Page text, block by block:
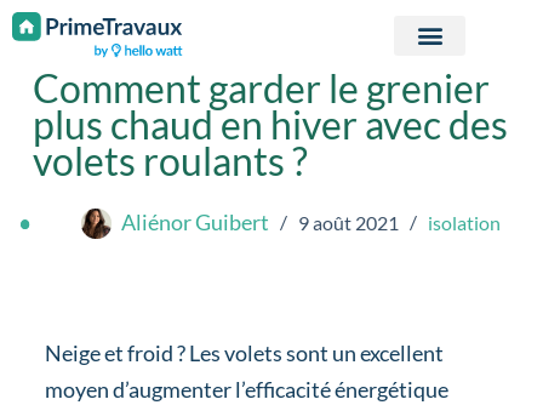
Passer au contenu
Comment garder le grenier
plus chaud en hiver avec des
volets roulants ?
Aliénor Guibert 9 août 2021 isolation
Neige et froid ? Les volets sont un excellent
moyen d’augmenter l’efficacité énergétique